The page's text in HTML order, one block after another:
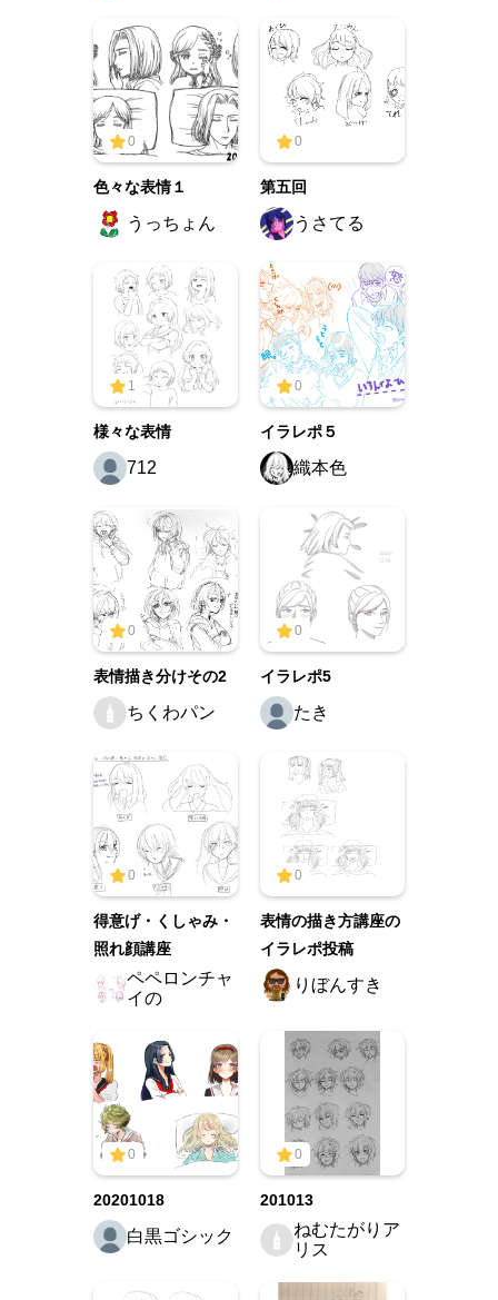
0
色々な表情１
うっちょん
0
第五回
うさてる
1
様々な表情
712
0
イラレポ５
織本色
0
表情描き分けその2
ちくわパン
0
イラレポ5
たき
0
得意げ・くしゃみ・
照れ顔講座
ペペロンチャ
イの
0
表情の描き方講座の
イラレポ投稿
りぼんすき
0
20201018
白黒ゴシック
0
201013
ねむたがりア
リス